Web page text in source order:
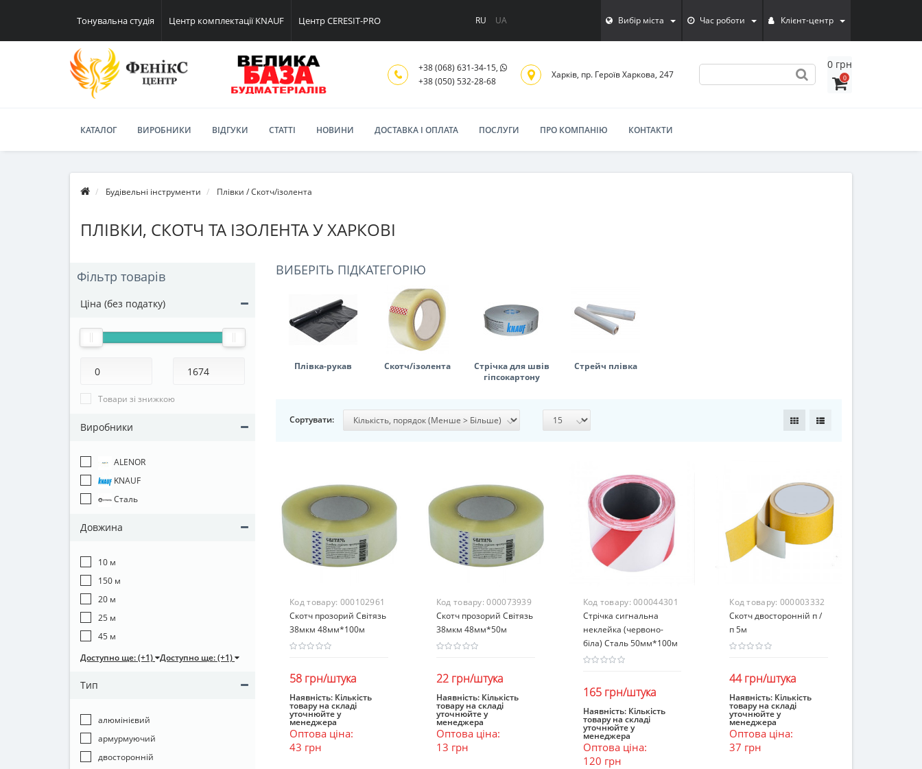
Тонувальна студія Центр комплектації KNAUF Центр CERESIT-PRO RU UA Вибір міста Час роботи Клієнт-центр
+38 (068) 631-34-15,
+38 (050) 532-28-68
Харків, пр. Героїв Харкова, 247
0 грн
0
КАТАЛОГ ВИРОБНИКИ ВІДГУКИ СТАТТІ НОВИНИ ДОСТАВКА І ОПЛАТА ПОСЛУГИ ПРО КОМПАНІЮ КОНТАКТИ
Будівельні інструменти Плівки / Скотч/ізолента
ПЛІВКИ, СКОТЧ ТА ІЗОЛЕНТА У ХАРКОВІ
Фільтр товарів
Ціна (без податку)
Товари зі знижкою
Виробники
ALENOR
KNAUF
Сталь
Довжина
10 м
150 м
20 м
25 м
45 м
Доступно ще: (+1) Доступно ще: (+1)
Тип
алюмінієвий
армурмуючий
двосторонній
ВИБЕРІТЬ ПІДКАТЕГОРІЮ
Плівка-рукав Скотч/ізолента
Стрічка для швів
гіпсокартону
Стрейч плівка
Сортувати:
Код товару: 000102961
Скотч прозорий Світязь
38мкм 48мм*100м
58 грн/штука
В кошик
Наявність: Кількість
товару на складі
уточнюйте у
менеджера
Оптова ціна:
43 грн
Код товару:000073939
Скотч прозорий Світязь
38мкм 48мм*50м
22 грн/штука
В кошик
Наявність: Кількість
товару на складі
уточнюйте у
менеджера
Оптова ціна:
13 грн
Код товару:000044301
Стрічка сигнальна
неклейка (червоно-
біла) Сталь 50мм*100м
165 грн/штука
В кошик
Наявність: Кількість
товару на складі
уточнюйте у
менеджера
Оптова ціна:
120 грн
Код товару: 000003332
Скотч двосторонній п /
п 5м
44 грн/штука
В кошик
Наявність: Кількість
товару на складі
уточнюйте у
менеджера
Оптова ціна:
37 грн